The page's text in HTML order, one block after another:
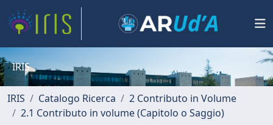
IRIS
IRIS Catalogo Ricerca
2 Contributo in Volume
2.1 Contributo in volume (Capitolo o Saggio)